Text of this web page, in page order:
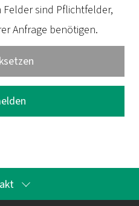
Felder sind Pflichtfelder,
Anfrage benötigen.